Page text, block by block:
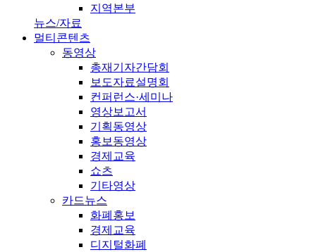
지역본부
뉴스/자료
멀티콘텐츠
동영상
총재기자간담회
보도자료설명회
컨퍼런스·세미나
영상보고서
기획동영상
홍보동영상
경제교육
쇼츠
기타영상
카드뉴스
화폐홍보
경제교육
디지털화폐